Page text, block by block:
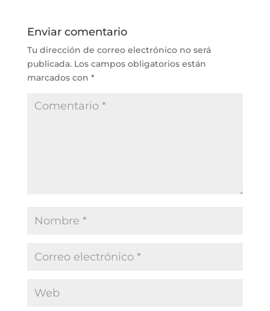
Enviar comentario
Tu dirección de correo electrónico no será
publicada. Los campos obligatorios están
marcados con *